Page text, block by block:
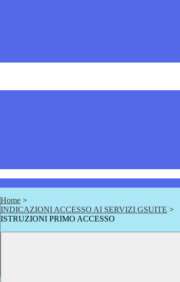
Home >
INDICAZIONI ACCESSO AI SERVIZI GSUITE >
ISTRUZIONI PRIMO ACCESSO